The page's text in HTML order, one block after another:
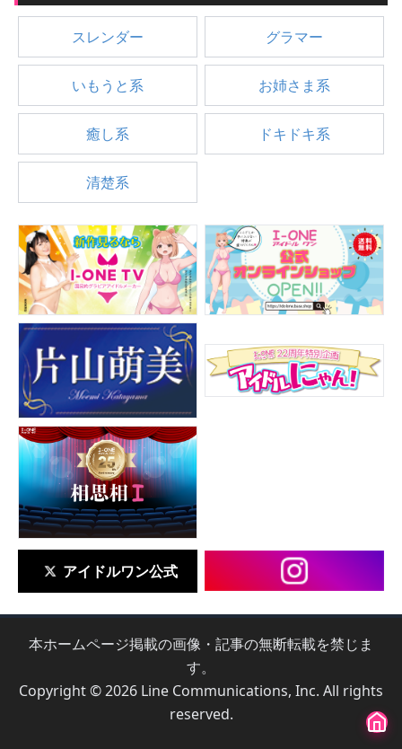
スレンダー グラマー
いもうと系 お姉さま系
癒し系 ドキドキ系
清楚系
アイドルワン公式
本ホームページ掲載の画像・記事の無断転載を禁じま
す。
Copyright © 2026 Line Communications, Inc. All rights
reserved.